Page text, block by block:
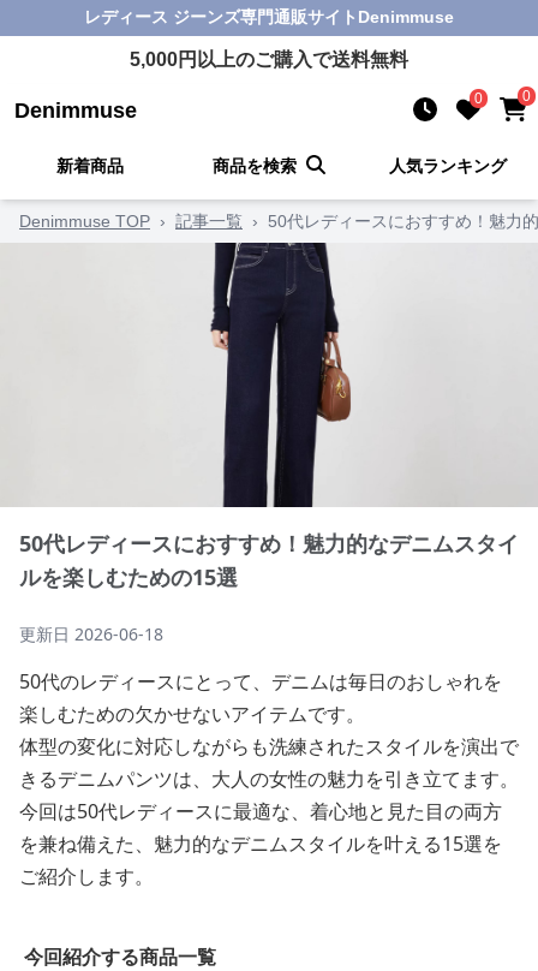
レディース ジーンズ専門通販サイト Denimmuse
5,000円以上のご購入で送料無料
Denimmuse 0 0
新着商品 商品を検索 人気ランキング
Denimmuse TOP › 記事一覧 › 50代レディースにおすすめ！魅力
50代レディースにおすすめ！魅力的なデニムスタイ
ルを楽しむための15選
更新日 2026-06-18
50代のレディースにとって、デニムは毎日のおしゃれを
楽しむための欠かせないアイテムです。
体型の変化に対応しながらも洗練されたスタイルを演出で
きるデニムパンツは、大人の女性の魅力を引き立てます。
今回は50代レディースに最適な、着心地と見た目の両方
を兼ね備えた、魅力的なデニムスタイルを叶える15選を
ご紹介します。
今回紹介する商品一覧